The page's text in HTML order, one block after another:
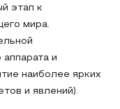
этап к
мира.
аппарата и
наиболее ярких
и явлений).